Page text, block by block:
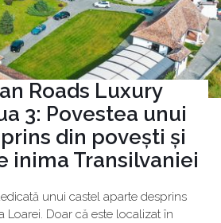
Roads Luxury
3: Povestea unui
din povești și
inima Transilvaniei
unui castel aparte desprins
Loarei. Doar că este localizat în